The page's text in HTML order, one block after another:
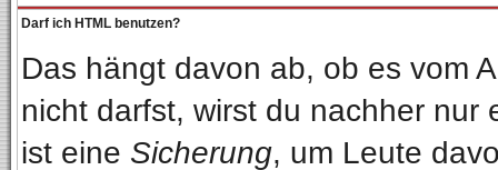
Darf ich HTML benutzen?
Das hängt davon ab, ob es vom
nicht darfst, wirst du nachher nur
ist eine Sicherung, um Leute